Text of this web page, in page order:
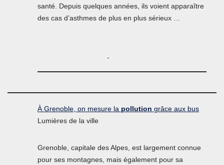
santé. Depuis quelques années, ils voient apparaître
des cas d’asthmes de plus en plus sérieux …
À Grenoble, on mesure la pollution grâce aux bus
Lumières de la ville
Grenoble, capitale des Alpes, est largement connue
pour ses montagnes, mais également pour sa